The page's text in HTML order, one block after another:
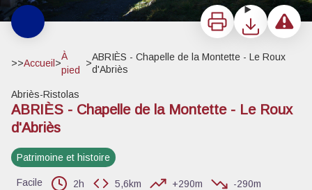
ImprimerTéléchargerSignaler
>>Accueil >
À
pied
>
ABRIÈS - Chapelle de la Montette - Le Roux
d'Abriès
Abriès-Ristolas
ABRIÈS - Chapelle de la Montette - Le Roux
d'Abriès
Patrimoine et histoire
Facile 2h 5,6km +290m
-290m